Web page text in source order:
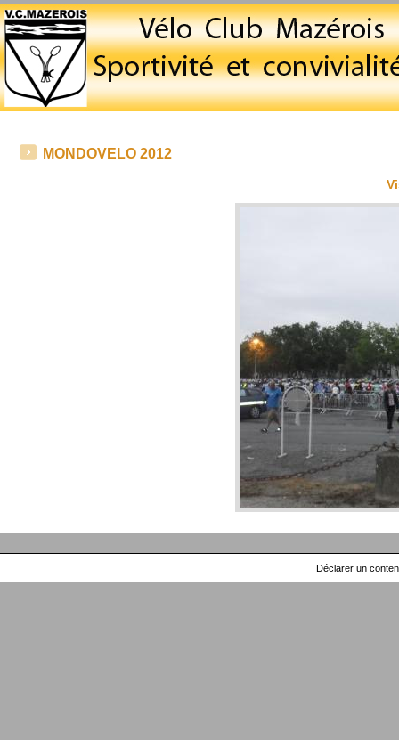
MONDOVELO 2012
Déclarer un